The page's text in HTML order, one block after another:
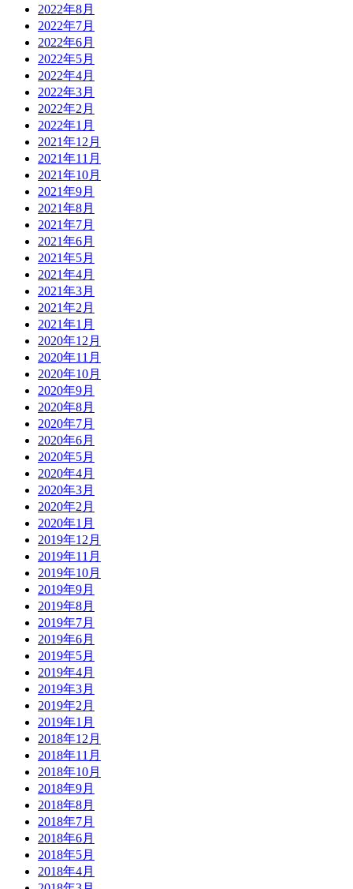
2022年8月
2022年7月
2022年6月
2022年5月
2022年4月
2022年3月
2022年2月
2022年1月
2021年12月
2021年11月
2021年10月
2021年9月
2021年8月
2021年7月
2021年6月
2021年5月
2021年4月
2021年3月
2021年2月
2021年1月
2020年12月
2020年11月
2020年10月
2020年9月
2020年8月
2020年7月
2020年6月
2020年5月
2020年4月
2020年3月
2020年2月
2020年1月
2019年12月
2019年11月
2019年10月
2019年9月
2019年8月
2019年7月
2019年6月
2019年5月
2019年4月
2019年3月
2019年2月
2019年1月
2018年12月
2018年11月
2018年10月
2018年9月
2018年8月
2018年7月
2018年6月
2018年5月
2018年4月